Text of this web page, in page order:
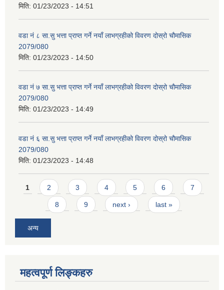
मिति: 01/23/2023 - 14:51
वडा नं ८ सा.सु भत्ता प्राप्त गर्ने नयाँ लाभग्रहीको विवरण दोस्रो चौमासिक
2079/080
मिति: 01/23/2023 - 14:50
वडा नं ७ सा.सु भत्ता प्राप्त गर्ने नयाँ लाभग्रहीको विवरण दोस्रो चौमासिक
2079/080
मिति: 01/23/2023 - 14:49
वडा नं ६ सा.सु भत्ता प्राप्त गर्ने नयाँ लाभग्रहीको विवरण दोस्रो चौमासिक
2079/080
मिति: 01/23/2023 - 14:48
Pages
1 2 3 4 5 6 7
8 9 next › last »
अन्य
महत्वपूर्ण लिङ्कहरु